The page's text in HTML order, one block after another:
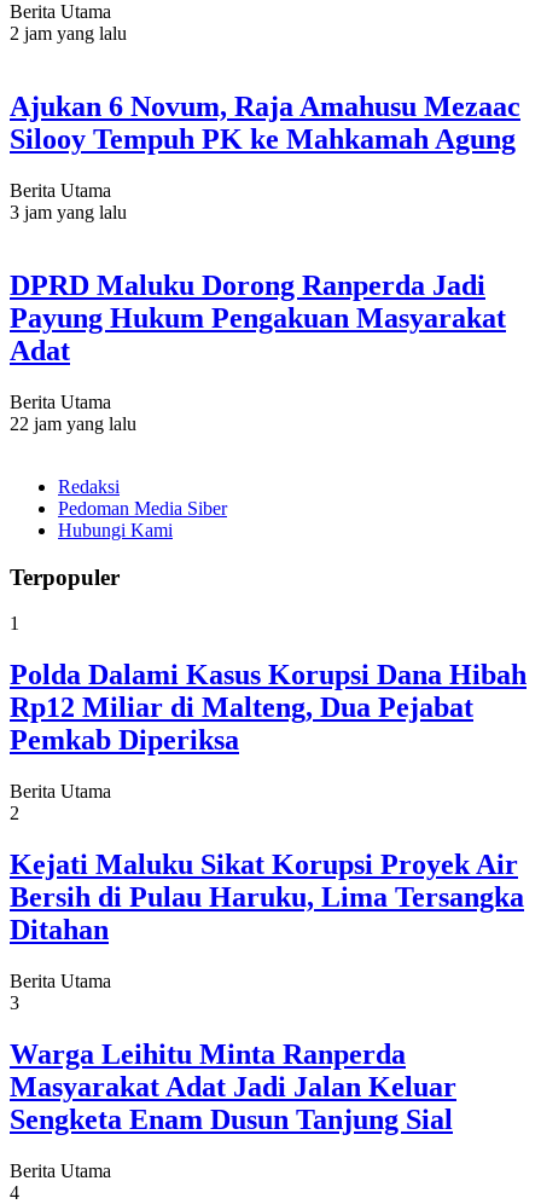
Berita Utama
2 jam yang lalu
Ajukan 6 Novum, Raja Amahusu Mezaac
Silooy Tempuh PK ke Mahkamah Agung
Berita Utama
3 jam yang lalu
DPRD Maluku Dorong Ranperda Jadi
Payung Hukum Pengakuan Masyarakat
Adat
Berita Utama
22 jam yang lalu
Redaksi
Pedoman Media Siber
Hubungi Kami
Terpopuler
1
Polda Dalami Kasus Korupsi Dana Hibah
Rp12 Miliar di Malteng, Dua Pejabat
Pemkab Diperiksa
Berita Utama
2
Kejati Maluku Sikat Korupsi Proyek Air
Bersih di Pulau Haruku, Lima Tersangka
Ditahan
Berita Utama
3
Warga Leihitu Minta Ranperda
Masyarakat Adat Jadi Jalan Keluar
Sengketa Enam Dusun Tanjung Sial
Berita Utama
4